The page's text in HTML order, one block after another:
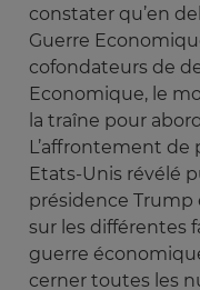
constater qu’en
Guerre
cofondateurs de
Economique, le
la traîne pour
L’affrontement de
Etats-Unis révélé
présidence Trump
sur les différentes
guerre
cerner toutes les